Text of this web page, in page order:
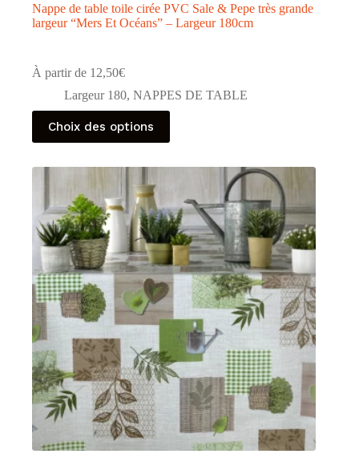
Nappe de table toile cirée PVC Sale & Pepe très grande
largeur “Mers Et Océans” – Largeur 180cm
À partir de 12,50€
Largeur 180, NAPPES DE TABLE
Choix des options
Ce
produit
a
options
peuvent
être
choisies
sur
la
page
du
produit